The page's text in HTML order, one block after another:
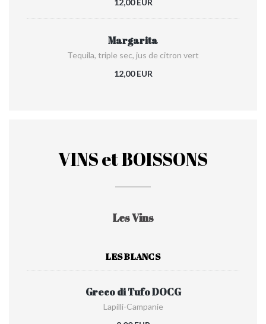
12,00 EUR
Margarita
Tequila, triple sec, jus de citron vert
12,00 EUR
VINS et BOISSONS
Les Vins
LES BLANCS
Greco di Tufo DOCG
Lapilli-Campanie